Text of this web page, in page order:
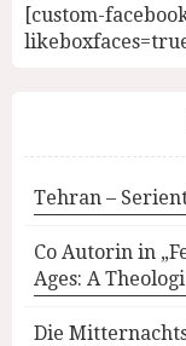
[custom-
Tehran –
Co Autorin in
Ages: A
Die